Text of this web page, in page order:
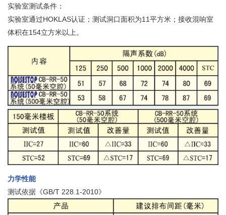
实验室测试条件：
实验室通过HOKLAS认证；测试洞口面积为11平方米；接收混响室
体积在154立方米以上。
力学性能
测试依据《GB/T 228.1-2010》